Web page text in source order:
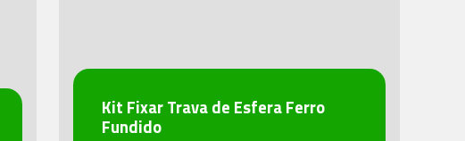
Kit Fixar Trava de Esfera Ferro
Fundido